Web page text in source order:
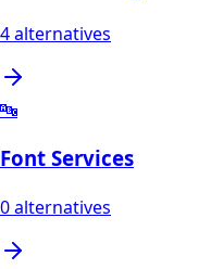
4alternatives
🔤
Font Services
0alternatives